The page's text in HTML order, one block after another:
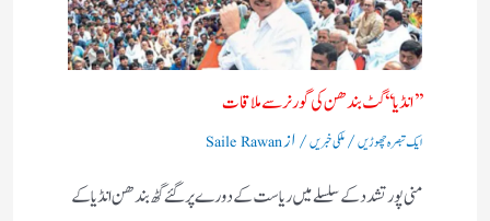
’’ انڈیا‘‘ گٹ بندھن کی گورنر سے ملاقات
ایک تبصرہ چھوڑیں/ملکی خبریں/ ازSaile Rawan
منی پور تشدد کے سلسلے میں ریاست کے دورے پر گئے گٹھ بندھن انڈیا کے